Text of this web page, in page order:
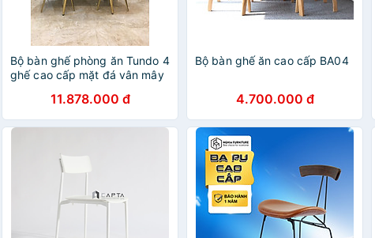
Bộ bàn ghế phòng ăn Tundo 4
ghế cao cấp mặt đá vân mây
11.878.000 đ
Bộ bàn ghế ăn cao cấp BA04
4.700.000 đ